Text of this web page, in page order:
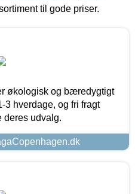
til gode priser.
økologisk og bæredygtigt
3 hverdage, og fri fragt
deres udvalg.